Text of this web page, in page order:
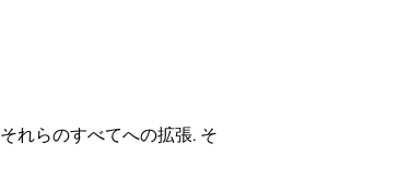
それらのすべてへの拡張. そ